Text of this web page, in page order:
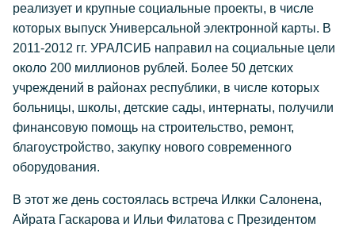
реализует и крупные социальные проекты, в числе
которых выпуск Универсальной электронной карты. В
2011-2012 гг. УРАЛСИБ направил на социальные цели
около 200 миллионов рублей. Более 50 детских
учреждений в районах республики, в числе которых
больницы, школы, детские сады, интернаты, получили
финансовую помощь на строительство, ремонт,
благоустройство, закупку нового современного
оборудования.
В этот же день состоялась встреча Илкки Салонена,
Айрата Гаскарова и Ильи Филатова с Президентом